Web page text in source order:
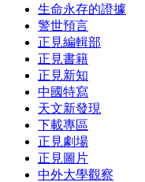
生命永存的證據
警世預言
正見編輯部
正見書籍
正見新知
中國特寫
天文新發現
下載專區
正見劇場
正見圖片
中外大學觀察